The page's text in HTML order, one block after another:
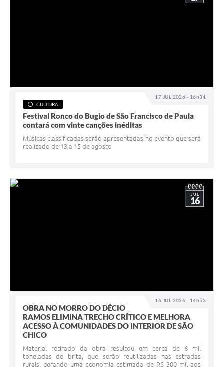
17 JUL 2026 - 16h31
CULTURA
Festival Ronco do Bugio de São Francisco de Paula
contará com vinte canções inéditas
Músicas classificadas serão apresentadas no evento que será
realizado de 13 a 15 de agosto
16 JUL 2026 - 14h53
JUL
16
OBRA NO MORRO DO DÉCIO
RAMOS ELIMINA TRECHO CRÍTICO E MELHORA
ACESSO À COMUNIDADES DO INTERIOR DE SÃO
CHICO
Material retirado da obra resultou em cerca de 6 mil
toneladas de brita, que serão reutilizadas nas estradas
rurais, gerando uma economia estimada de R$ 300 mil aos